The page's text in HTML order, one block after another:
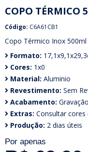
COPO TÉRMICO
Código: C6A61CB1
Copo Térmico Inox
Formato:
Cores: 1x0
Material: Aluminio
Revestimento: Sem
Acabamento:
Extras: Consultar
Produção: 2 dias úteis
Por apenas